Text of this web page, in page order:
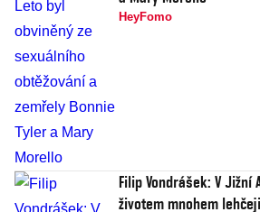
HeyFomo
Filip Vondrášek: V
životem mnohem